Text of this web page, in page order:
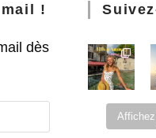
!
dès